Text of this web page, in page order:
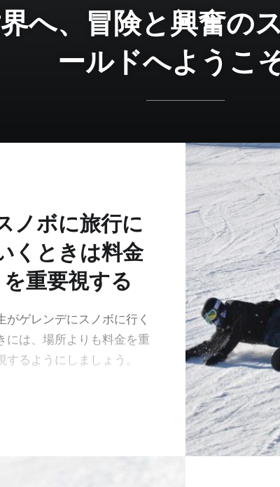
へ、冒険と興奮の
ールドへようこ
ノボに旅行に
くときは料金
を重要視する
がゲレンデにスノボに行く
には、場所よりも料金を重
するようにしましょう。